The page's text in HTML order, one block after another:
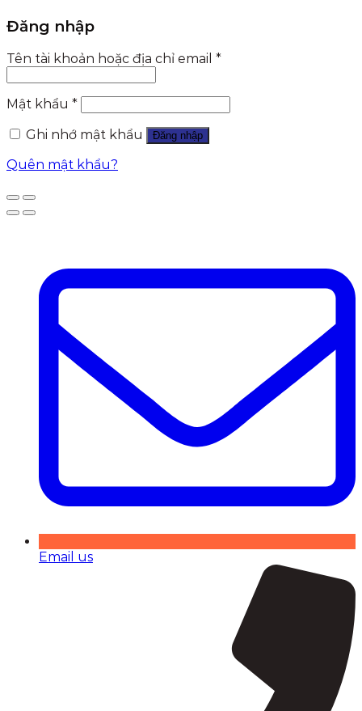
Đăng nhập
Tên tài khoản hoặc địa chỉ email *
Mật khẩu *
Ghi nhớ mật khẩu
Đăng nhập
Quên mật khẩu?
Email us